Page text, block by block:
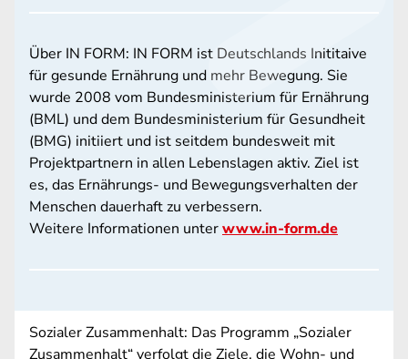
Über IN FORM: IN FORM ist Deutschlands Inititaive
für gesunde Ernährung und mehr Bewegung. Sie
wurde 2008 vom Bundesministerium für Ernährung
(BML) und dem Bundesministerium für Gesundheit
(BMG) initiiert und ist seitdem bundesweit mit
Projektpartnern in allen Lebenslagen aktiv. Ziel ist
es, das Ernährungs- und Bewegungsverhalten der
Menschen dauerhaft zu verbessern.
Weitere Informationen unterwww.in-form.de
Sozialer Zusammenhalt: Das Programm „Sozialer
Zusammenhalt“ verfolgt die Ziele, die Wohn- und